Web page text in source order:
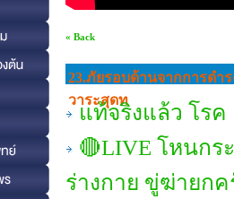
« Back
23.ภัยรอบด้านจากการดํา
วาระสุดท
แท้จริงแล้ว โร
🔴LIVE โหนก
ร่างกาย ขู่ฆ่ายกค